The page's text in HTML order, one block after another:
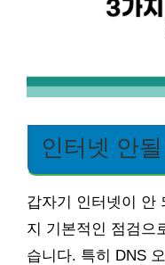
인터넷 안
갑자기 인터넷이 안
지 기본적인 점검으
습니다. 특히 DNS